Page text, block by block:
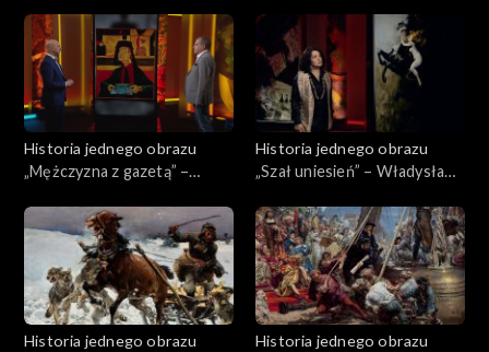
Historia jednego obrazu
„Mężczyzna z gazetą” –
Historia jednego obrazu
„Szał uniesień” – Władysław
Historia jednego obrazu
Historia jednego obrazu